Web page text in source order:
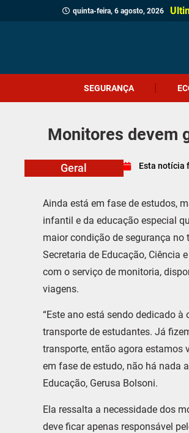
quinta-feira, 6 agosto, 2026
SEGURANÇA
Monitores devem
Geral Esta notícia
Ainda está em fase de estudos,
infantil e da educação especial
maior condição de segurança no
Secretaria de Educação, Ciência
com o serviço de monitoria,
viagens.
“Este ano está sendo dedicado
transporte de estudantes. Já
transporte, então agora estamos
em fase de estudo, não há nada
Educação, Gerusa Bolsoni.
Ela ressalta a necessidade dos
deve ficar apenas responsável